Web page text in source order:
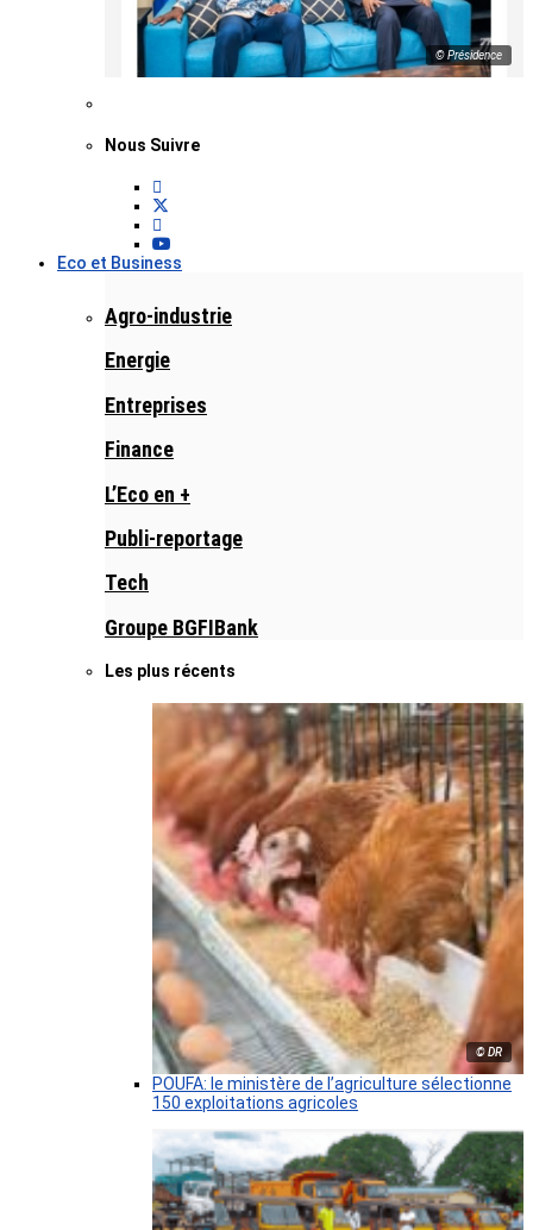
© Présidence
Nous Suivre
Eco et Business
Agro-industrie
Energie
Entreprises
Finance
L’Eco en +
Publi-reportage
Tech
Groupe BGFIBank
Les plus récents
© DR
POUFA: le ministère de l’agriculture sélectionne
150 exploitations agricoles